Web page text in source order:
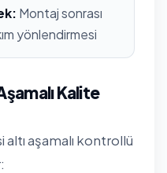
Montaj sonrası
yönlendirmesi
Kalite
aşamalı kontrollü